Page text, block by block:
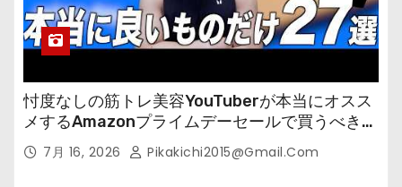
忖度なしの筋トレ美容YouTuberが本当にオスス
メするAmazonプライムデーセールで買うべきも
の 7月 16, 2026 Pikakichi2015@gmail.com